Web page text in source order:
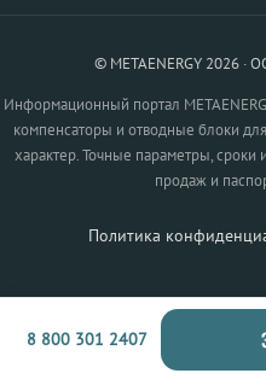
© METAENERGY 2026 ·
Информационный портал
компенсаторы и отводные блоки
характер. Точные параметры, сроки
продаж и
Политика
8 800 301 2407